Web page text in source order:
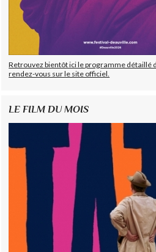
Retrouvez bientôt ici le programme détaillé
rendez-vous sur le site officiel.
LE FILM DU MOIS